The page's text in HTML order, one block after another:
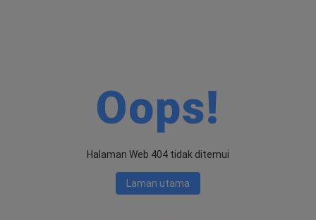
Oops!
Halaman Web 404 tidak ditemui
Laman utama